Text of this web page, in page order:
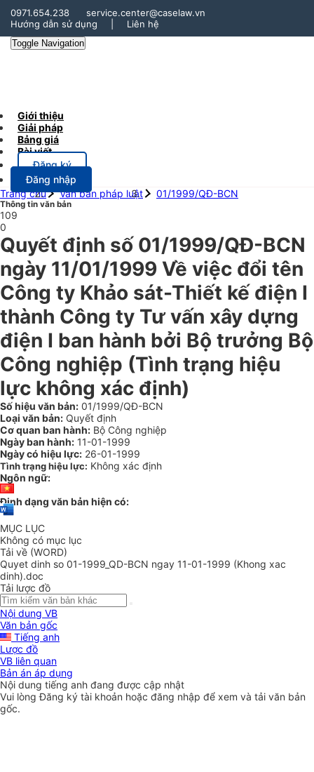
0971.654.238
service.center@caselaw.vn
Hướng dẫn sử dụng
Liên hệ
Toggle Navigation
Giới thiệu
Giải pháp
Bảng giá
Bài viết
Đăng ký
Đăng nhập
Trang chủ
Văn bản pháp luật 01/1999/QĐ-BCN
Thông tin văn bản
109
0
Quyết định số 01/1999/QĐ-BCN
ngày 11/01/1999 Về việc đổi tên
Công ty Khảo sát-Thiết kế điện I
thành Công ty Tư vấn xây dựng
điện I ban hành bởi Bộ trưởng Bộ
Công nghiệp (Tình trạng hiệu
lực không xác định)
Số hiệu văn bản: 01/1999/QĐ-BCN
Loại văn bản: Quyết định
Cơ quan ban hành: Bộ Công nghiệp
Ngày ban hành: 11-01-1999
Ngày có hiệu lực: 26-01-1999
Tình trạng hiệu lực: Không xác định
Ngôn ngữ:
Định dạng văn bản hiện có:
MỤC LỤC
Không có mục lục
Tải về (WORD)
Quyet dinh so 01-1999_QD-BCN ngay 11-01-1999 (Khong xac
dinh).doc
Tải lược đồ
Nội dung VB
Văn bản gốc
Tiếng anh
Lược đồ
VB liên quan
Bản án áp dụng
Nội dung tiếng anh đang được cập nhật
Vui lòngĐăng ký tài khoản hoặc đăng nhập để xem và tải văn bản
gốc.